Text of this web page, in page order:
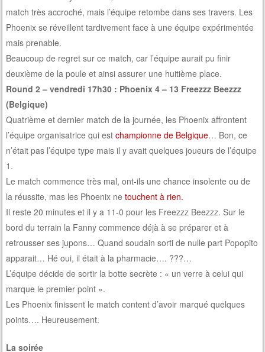
match très accroché, mais l’équipe retombe dans ses travers. Les
Phoenix se réveillent tardivement face à une équipe expérimentée
mais prenable.
Beaucoup de regret sur ce match, car l’équipe aurait pu finir
deuxième de la poule et ainsi assurer une huitième place.
Round 2 – vendredi 17h30 : Phoenix 4 – 13 Freezzz Beezzz
(Belgique)
Quatrième et dernier match de la journée, les Phoenix affrontent
l’équipe organisatrice qui estchampionne de Belgique… Bon, ce
n’était pas l’équipe type mais il y avait quelques joueurs de l’équipe
1.
Le match commence très mal, ont-ils une chance insolente ou de
la réussite, mas les Phoenix netouchent à rien.
Il reste 20 minutes et il y a 11-0 pour les Freezzz Beezzz. Sur le
bord du terrain la Fanny commence déjà à se préparer et à
retrousser ses jupons… Quand soudain sorti de nulle part Popopito
apparait… Hé oui, il était à la pharmacie…. ???…
L’équipe décide de sortir la botte secrète : « un verre à celui qui
marque le premier point ».
Les Phoenix finissent le match content d’avoir marqué quelques
points…. Heureusement.
La soirée